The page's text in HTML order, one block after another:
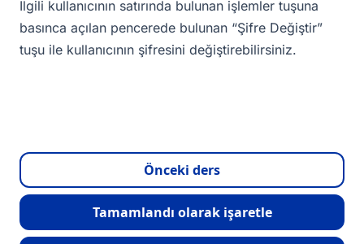
İlgili kullanıcının satırında bulunan işlemler tuşuna
basınca açılan pencerede bulunan “Şifre Değiştir”
tuşu ile kullanıcının şifresini değiştirebilirsiniz.
Önceki ders
Tamamlandı olarak işaretle